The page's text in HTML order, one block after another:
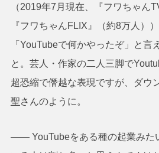
（2019年7月現在、『フワちゃん
『フワちゃんFLIX』（約8万人）
「YouTubeで何かやったぞ」と言
と。芸人・作家の二人三脚で
超恐縮で僭越な表現ですが、ダウ
聖さんのように。
―― YouTubeをある種の起業みた